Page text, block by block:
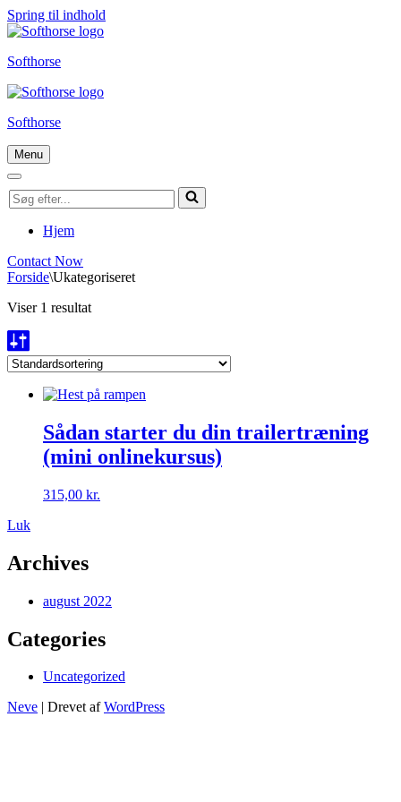
Spring til indhold
Softhorse
Softhorse
Menu
Navigation
Navigation
menu
Søg
efter...
Hjem
Contact Now
Forside\Ukategoriseret
Viser 1 resultat
Sådan starter du din trailertræning
(mini onlinekursus)
315,00 kr.
Luk
Archives
august 2022
Categories
Uncategorized
Neve | Drevet afWordPress